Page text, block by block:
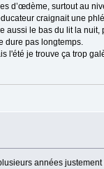
d’œdème, surtout au
craignait une
aussi le bas du lit la
dure pas longtemps.
l'été je trouve ça trop
années